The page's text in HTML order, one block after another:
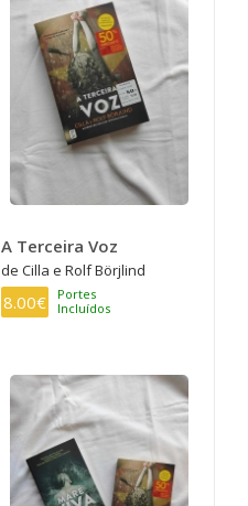
A Terceira Voz
de Cilla e Rolf Börjlind
8.00€
Portes
Incluídos